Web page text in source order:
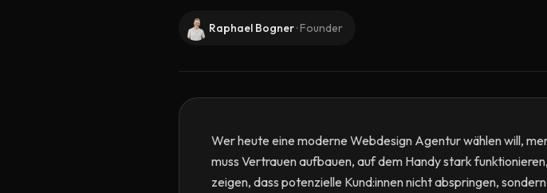
Raphael Bogner·Founder
Wer heute eine moderne Webdesign Agentur wählen will,
muss Vertrauen aufbauen, auf dem Handy stark
zeigen, dass potenzielle Kund:innen nicht abspringen,